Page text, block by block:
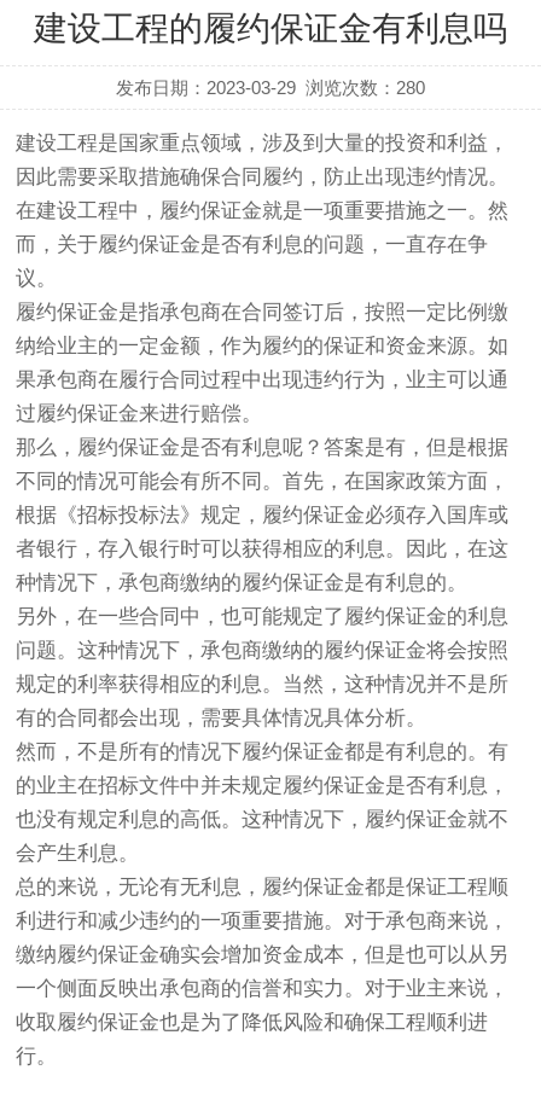
建设工程的履约保证金有利息吗
发布日期：2023-03-29 浏览次数： 280
建设工程是国家重点领域，涉及到大量的投资和利益，
因此需要采取措施确保合同履约，防止出现违约情况。
在建设工程中，履约保证金就是一项重要措施之一。然
而，关于履约保证金是否有利息的问题，一直存在争
议。
履约保证金是指承包商在合同签订后，按照一定比例缴
纳给业主的一定金额，作为履约的保证和资金来源。如
果承包商在履行合同过程中出现违约行为，业主可以通
过履约保证金来进行赔偿。
那么，履约保证金是否有利息呢？答案是有，但是根据
不同的情况可能会有所不同。首先，在国家政策方面，
根据《招标投标法》规定，履约保证金必须存入国库或
者银行，存入银行时可以获得相应的利息。因此，在这
种情况下，承包商缴纳的履约保证金是有利息的。
另外，在一些合同中，也可能规定了履约保证金的利息
问题。这种情况下，承包商缴纳的履约保证金将会按照
规定的利率获得相应的利息。当然，这种情况并不是所
有的合同都会出现，需要具体情况具体分析。
然而，不是所有的情况下履约保证金都是有利息的。有
的业主在招标文件中并未规定履约保证金是否有利息，
也没有规定利息的高低。这种情况下，履约保证金就不
会产生利息。
总的来说，无论有无利息，履约保证金都是保证工程顺
利进行和减少违约的一项重要措施。对于承包商来说，
缴纳履约保证金确实会增加资金成本，但是也可以从另
一个侧面反映出承包商的信誉和实力。对于业主来说，
收取履约保证金也是为了降低风险和确保工程顺利进
行。